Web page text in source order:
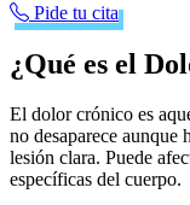
Pide tu cita
¿Qué es el
El dolor crónico es
no desaparece aunque
lesión clara. Puede
específicas del cuerpo.